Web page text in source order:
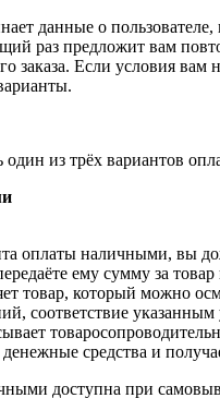
данные о
раз предложит вам
заказа. Если условия вам
из трёх вариантов
оплаты наличными, вы
ему сумму за товар
товар, который можно
соответствие указанным
средства и
доступна при